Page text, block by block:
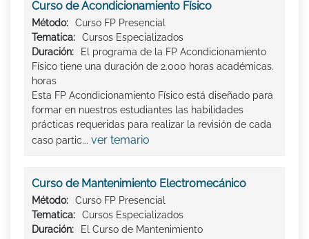
Curso de Acondicionamiento Físico
Método:
Curso FP Presencial
Tematica:
Cursos Especializados
Duración:
El programa de la FP Acondicionamiento
Físico tiene una duración de 2.000 horas académicas.
horas
Esta FP Acondicionamiento Físico está diseñado para
formar en nuestros estudiantes las habilidades
prácticas requeridas para realizar la revisión de cada
caso partic... ver temario
Curso de Mantenimiento Electromecánico
Método:
Curso FP Presencial
Tematica:
Cursos Especializados
Duración:
El Curso de Mantenimiento